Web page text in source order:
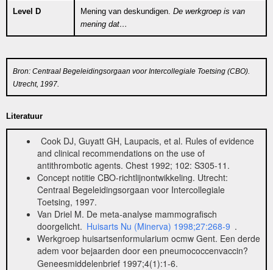
Level D Mening van deskundigen. De werkgroep is van
mening dat…
Bron: Centraal Begeleidingsorgaan voor Intercollegiale Toetsing (CBO).
Utrecht, 1997.
Literatuur
Cook DJ, Guyatt GH, Laupacis, et al. Rules of evidence
and clinical recommendations on the use of
antithrombotic agents. Chest 1992; 102: S305-11.
Concept notitie CBO-richtlijnontwikkeling. Utrecht:
Centraal Begeleidingsorgaan voor Intercollegiale
Toetsing, 1997.
Van Driel M. De meta-analyse mammografisch
doorgelicht. Huisarts Nu (Minerva) 1998;27:268-9 .
Werkgroep huisartsenformularium ocmw Gent. Een derde
adem voor bejaarden door een pneumococcenvaccin?
Geneesmiddelenbrief 1997;4(1):1-6.